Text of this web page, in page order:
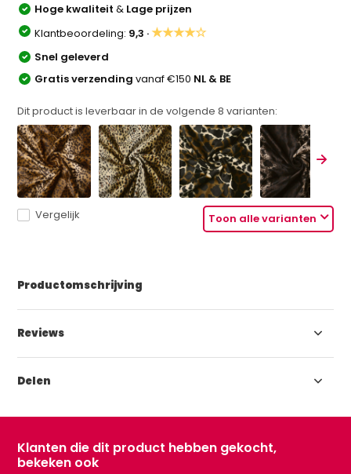
Hoge kwaliteit& Lage prijzen
Klantbeoordeling: 9,3 ·★★★★☆
Snel geleverd
Gratis verzendingvanaf €150 NL & BE
Dit product is leverbaar in de volgende8 varianten:
Toon alle varianten
Vergelijk
Productomschrijving
Reviews
Delen
Klanten die dit product hebben gekocht,
bekeken ook